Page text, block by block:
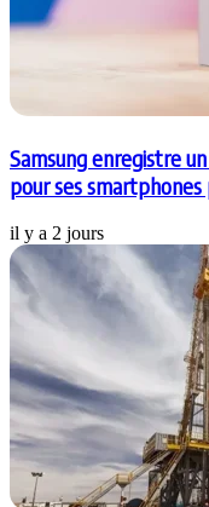
Samsung enregistre
pour ses smartphones
il y a 2 jours